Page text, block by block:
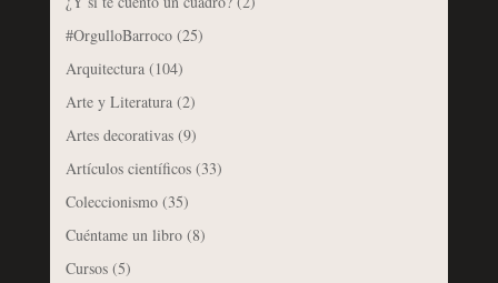
#OrgulloBarroco(25)
Arquitectura(104)
Arte y Literatura(2)
Artes decorativas(9)
Artículos científicos(33)
Coleccionismo(35)
Cuéntame un libro(8)
Cursos(5)